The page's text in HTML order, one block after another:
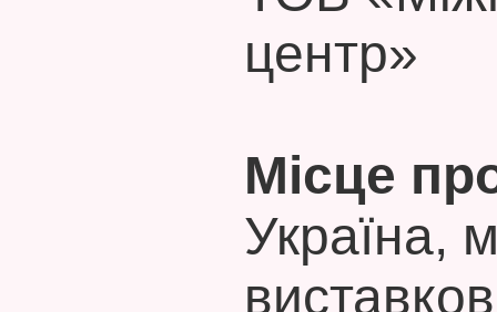
центр»
Місце
Україна,